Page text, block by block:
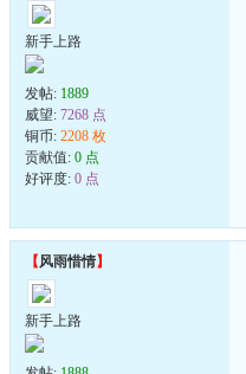
新手上路
发帖: 1889
威望: 7268 点
铜币: 2208 枚
贡献值: 0 点
好评度: 0 点
【风雨惜情】
新手上路